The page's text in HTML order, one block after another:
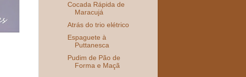
Cocada Rápida de
Maracujá
Atrás do trio elétrico
Espaguete à
Puttanesca
Pudim de Pão de
Forma e Maçã